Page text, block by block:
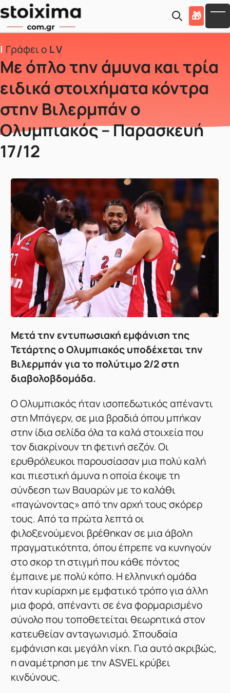
Skip to main content
🎁
Γράφει ο L V
Με όπλο την άμυνα και τρία
ειδικά στοιχήματα κόντρα
στην Βιλερμπάν ο
Ολυμπιακός – Παρασκευή
17/12
Μετά την εντυπωσιακή εμφάνιση της
Τετάρτης ο Ολυμπιακός υποδέχεται την
Βιλερμπάν για το πολύτιμο 2/2 στη
διαβολοβδομάδα.
Ο Ολυμπιακός ήταν ισοπεδωτικός απέναντι
στη Μπάγερν, σε μια βραδιά όπου μπήκαν
στην ίδια σελίδα όλα τα καλά στοιχεία που
τον διακρίνουν τη φετινή σεζόν. Οι
ερυθρόλευκοι παρουσίασαν μια πολύ καλή
και πιεστική άμυνα η οποία έκοψε τη
σύνδεση των Βαυαρών με το καλάθι
«παγώνοντας» από την αρχή τους σκόρερ
τους. Από τα πρώτα λεπτά οι
φιλοξενούμενοι βρέθηκαν σε μια άβολη
πραγματικότητα, όπου έπρεπε να κυνηγούν
στο σκορ τη στιγμή που κάθε πόντος
έμπαινε με πολύ κόπο. Η ελληνική ομάδα
ήταν κυρίαρχη με εμφατικό τρόπο για άλλη
μια φορά, απέναντι σε ένα φορμαρισμένο
σύνολο που τοποθετείται θεωρητικά στον
κατευθείαν ανταγωνισμό. Σπουδαία
εμφάνιση και μεγάλη νίκη. Για αυτό ακριβώς,
η αναμέτρηση με την ASVEL κρύβει
κινδύνους.